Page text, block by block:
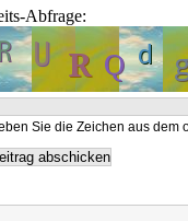
Abfrage:
Sie die Zeichen aus dem